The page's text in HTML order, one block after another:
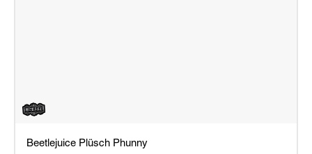
Beetlejuice Plüsch Phunny